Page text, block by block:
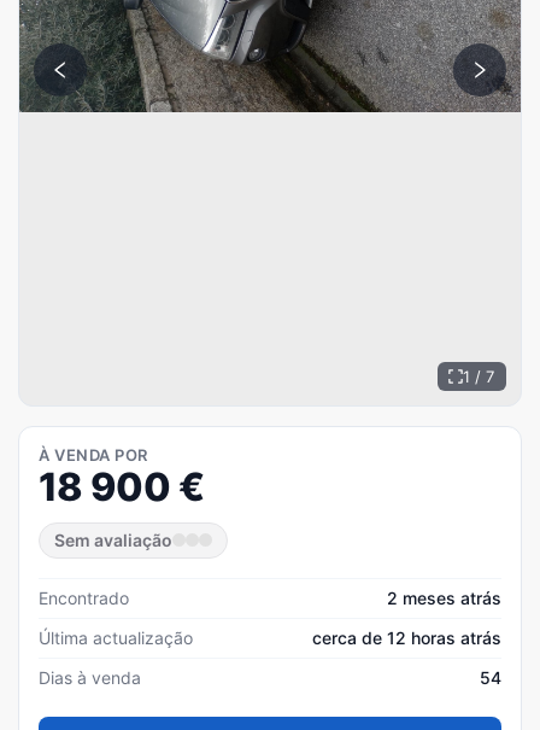
1 / 7
À VENDA POR
18 900 €
Sem avaliação
Encontrado
2 meses atrás
Última actualização
cerca de 12 horas atrás
Dias à venda
54